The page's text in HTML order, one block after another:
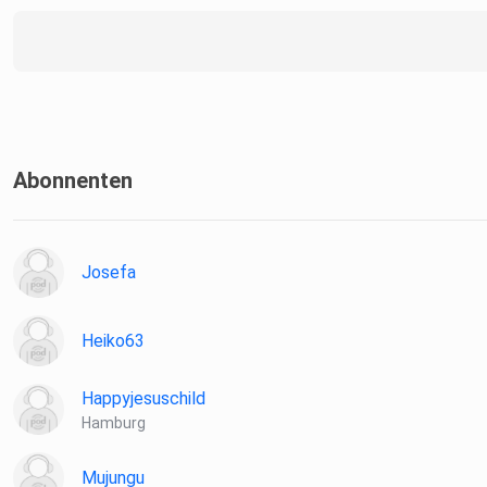
Abonnenten
Josefa
Heiko63
Happyjesuschild
Hamburg
Mujungu